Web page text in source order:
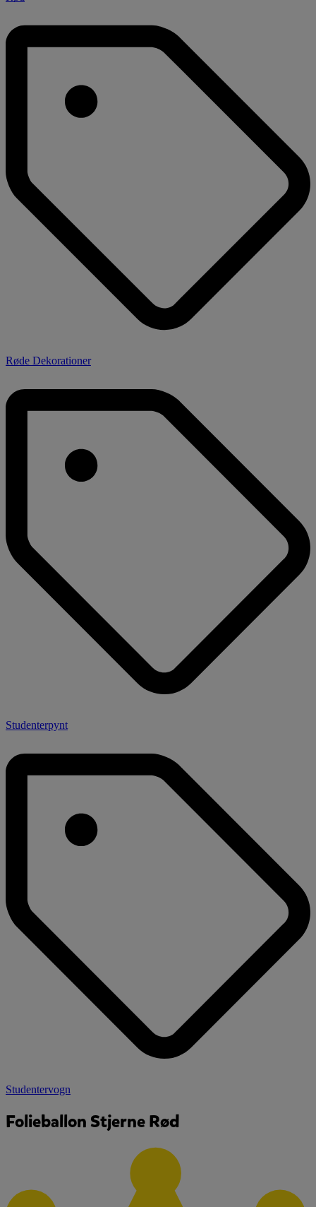
Røde Dekorationer
Studenterpynt
Studentervogn
Folieballon Stjerne Rød